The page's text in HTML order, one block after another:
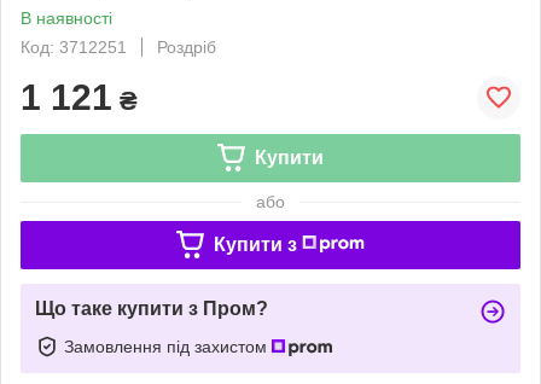
В наявності
Код: 3712251
Роздріб
1 121 ₴
Купити
або
Купити з
Що таке купити з Пром?
Замовлення під захистом